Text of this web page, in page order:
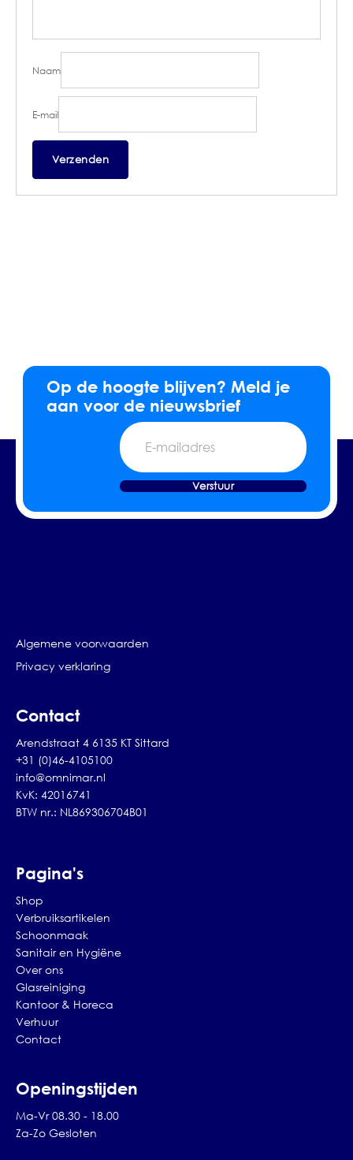
Naam
E-mail
Op de hoogte blijven? Meld je
aan voor de nieuwsbrief
E-
mailadres
Verstuur
Algemene voorwaarden
Privacy verklaring
Contact
Arendstraat 4 6135 KT Sittard
+31 (0)46-4105100
info@omnimar.nl
KvK: 42016741
BTW nr.: NL869306704B01
Pagina's
Shop
Verbruiksartikelen
Schoonmaak
Sanitair en Hygiëne
Over ons
Glasreiniging
Kantoor & Horeca
Verhuur
Contact
Openingstijden
Ma-Vr 08.30 - 18.00
Za-Zo Gesloten